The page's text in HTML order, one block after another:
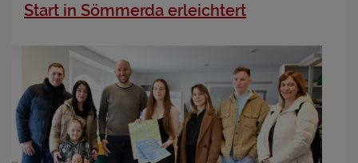
Start in Sömmerda erleichtert